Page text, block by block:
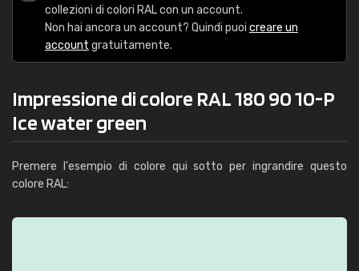
collezioni di colori RAL con un account.
Non hai ancora un account? Quindi puoi creare un
account gratuitamente.
Impressione di colore RAL 180 90 10-P
Ice water green
Premere l'esempio di colore qui sotto per ingrandire questo
colore RAL: